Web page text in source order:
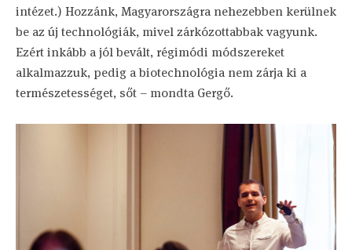
intézet.) Hozzánk, Magyarországra nehezebben kerülnek
be az új technológiák, mivel zárkózottabbak vagyunk.
Ezért inkább a jól bevált, régimódi módszereket
alkalmazzuk, pedig a biotechnológia nem zárja ki a
természetességet, sőt – mondta Gergő.